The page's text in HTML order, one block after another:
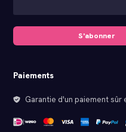
S'abonner
Paiements
Garantie d'un paiement